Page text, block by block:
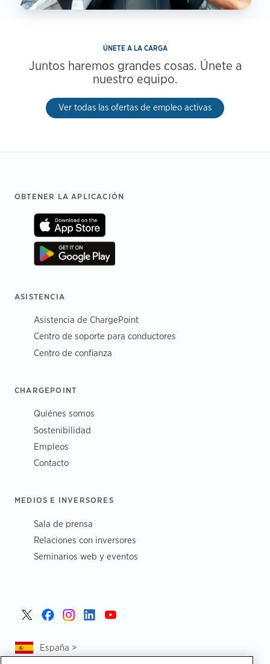
ÚNETE A LA CARGA
Juntos haremos grandes cosas. Únete a
nuestro equipo.
Ver todas las ofertas de empleo activas
Footer
OBTENER LA APLICACIÓN
ASISTENCIA
Asistencia de ChargePoint
Centro de soporte para conductores
Centro de confianza
CHARGEPOINT
Quiénes somos
Sostenibilidad
Empleos
Contacto
MEDIOS E INVERSORES
Sala de prensa
Relaciones con inversores
Seminarios web y eventos
España >